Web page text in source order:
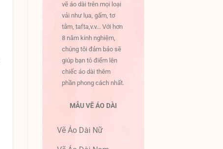
vẽ áo dài trên mọi loại
vải như lụa, gấm, tơ
tằm, tafta,v.v... Với hơn
8 năm kinh nghiệm,
chúng tôi đảm bảo sẽ
giúp bạn tô điểm lên
chiếc áo dài thêm
phần phong cách nhất.
MẪU VẼ ÁO DÀI
Vẽ Áo Dài Nữ